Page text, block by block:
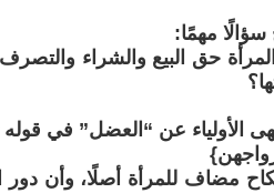
مهمًا:
حق البيع والشراء
الأولياء عن “العضل” في قوله
مضاف للمرأة أصلًا، وأن دور